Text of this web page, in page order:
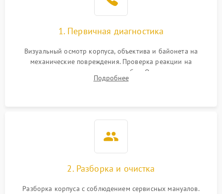
1. Первичная диагностика
Визуальный осмотр корпуса, объектива и байонета на
механические повреждения. Проверка реакции на
включение, считывание кодов ошибок. Оценка состояния
матрицы и затвора, проверка работы автофокуса и вспышки.
Подробнее
2. Разборка и очистка
Разборка корпуса с соблюдением сервисных мануалов.